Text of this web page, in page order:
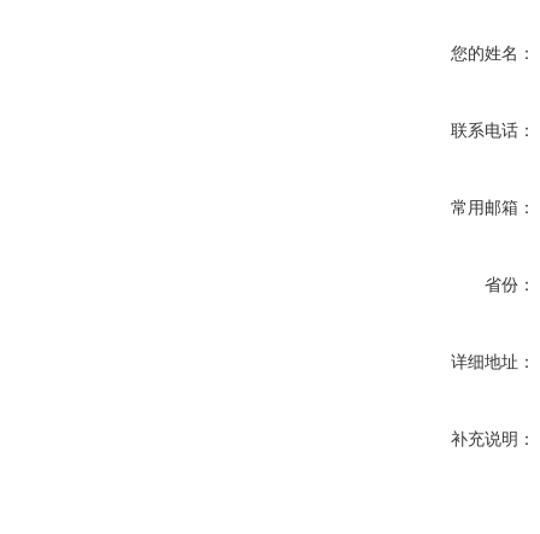
您的姓名：
联系电话：
常用邮箱：
省份：
详细地址：
补充说明：